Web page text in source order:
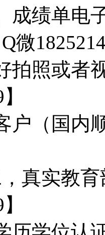
成绩单电
微
拍照或者
户（国内
真实教